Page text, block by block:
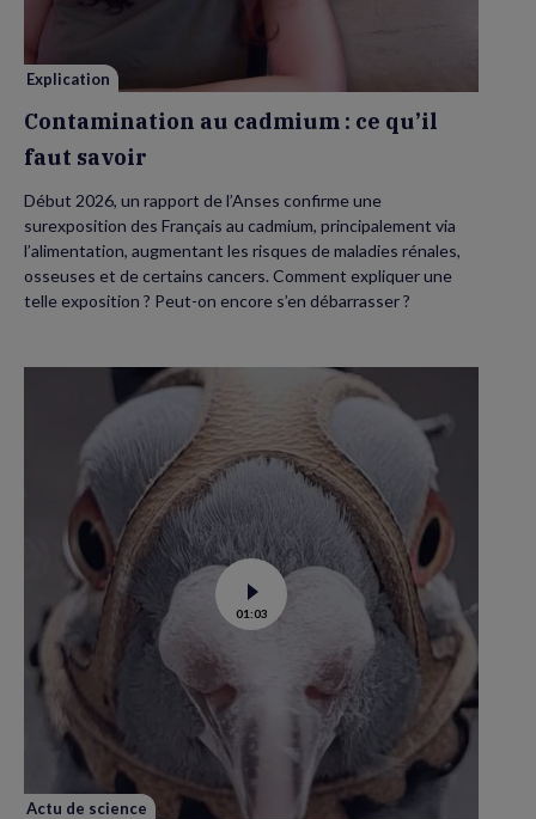
savoir
Explication
Contamination au cadmium : ce qu’il
faut savoir
Début 2026, un rapport de l’Anses confirme une
surexposition des Français au cadmium, principalement via
l’alimentation, augmentant les risques de maladies rénales,
osseuses et de certains cancers. Comment expliquer une
telle exposition ? Peut-on encore s’en débarrasser ?
Voir
la
vidéo
01:03
Actu de science